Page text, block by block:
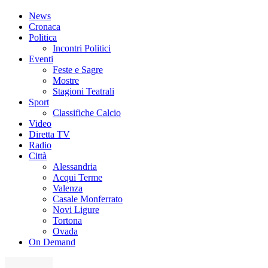
News
Cronaca
Politica
Incontri Politici
Eventi
Feste e Sagre
Mostre
Stagioni Teatrali
Sport
Classifiche Calcio
Video
Diretta TV
Radio
Città
Alessandria
Acqui Terme
Valenza
Casale Monferrato
Novi Ligure
Tortona
Ovada
On Demand